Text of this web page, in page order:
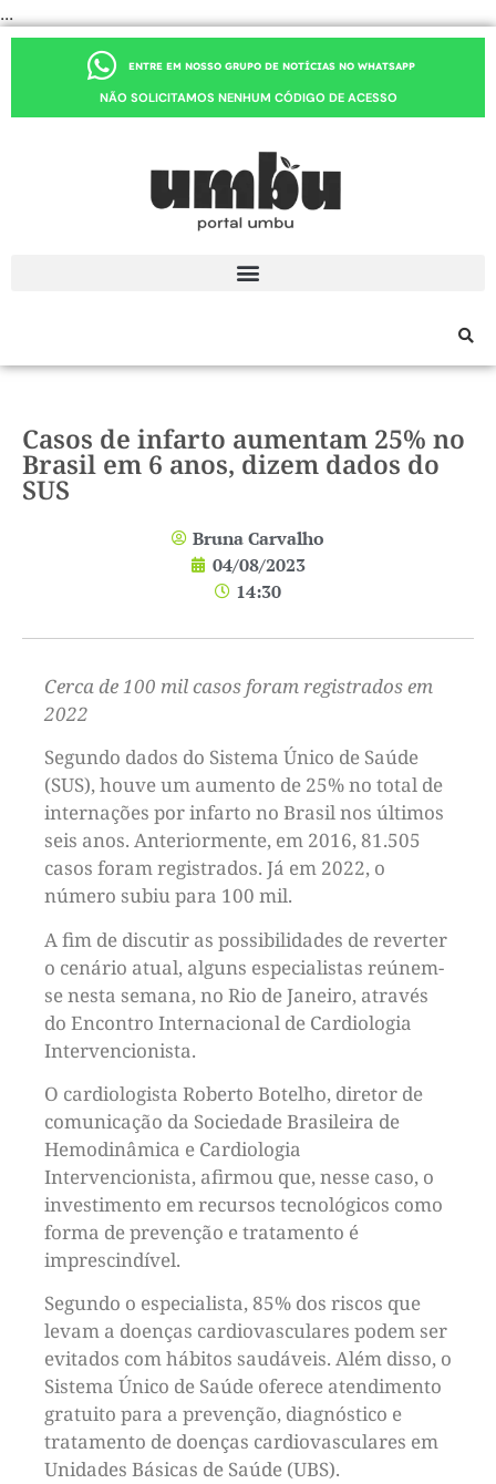
...
ENTRE EM NOSSO GRUPO DE NOTÍCIAS NO WHATSAPP
NÃO SOLICITAMOS NENHUM CÓDIGO DE ACESSO
Casos de infarto aumentam 25% no
Brasil em 6 anos, dizem dados do
SUS
Bruna Carvalho
04/08/2023
14:30
Cerca de 100 mil casos foram registrados em
2022
Segundo dados do Sistema Único de Saúde
(SUS), houve um aumento de 25% no total de
internações por infarto no Brasil nos últimos
seis anos. Anteriormente, em 2016, 81.505
casos foram registrados. Já em 2022, o
número subiu para 100 mil.
A fim de discutir as possibilidades de reverter
o cenário atual, alguns especialistas reúnem-
se nesta semana, no Rio de Janeiro, através
do Encontro Internacional de Cardiologia
Intervencionista.
O cardiologista Roberto Botelho, diretor de
comunicação da Sociedade Brasileira de
Hemodinâmica e Cardiologia
Intervencionista, afirmou que, nesse caso, o
investimento em recursos tecnológicos como
forma de prevenção e tratamento é
imprescindível.
Segundo o especialista, 85% dos riscos que
levam a doenças cardiovasculares podem ser
evitados com hábitos saudáveis. Além disso, o
Sistema Único de Saúde oferece atendimento
gratuito para a prevenção, diagnóstico e
tratamento de doenças cardiovasculares em
Unidades Básicas de Saúde (UBS).